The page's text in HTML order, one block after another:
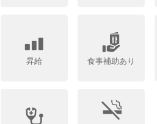
昇給 食事補助あり